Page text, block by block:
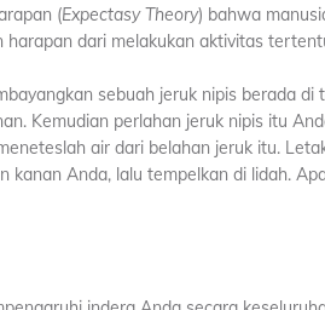
(Expectasy Theory) bahwa
dari melakukan aktivitas
sebuah jeruk nipis berada di
Kemudian perlahan jeruk nipis itu
air dari belahan jeruk itu.
kanan Anda, lalu tempelkan di lidah.